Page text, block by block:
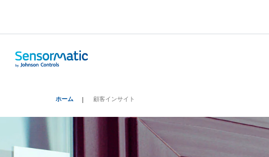
ホーム 顧客インサイト